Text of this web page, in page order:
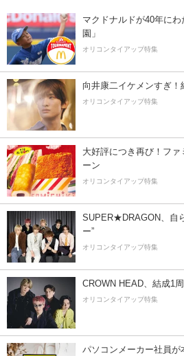
マクドナルドが40年に
園」
オリコンタイアップ特集
向井康二イケメンすぎ！
オリコンタイアップ特集
大好評につき再び！フ
ーン
オリコンタイアップ特集
SUPER★DRAGON、自
ー”
オリコンタイアップ特集
CROWN HEAD、結成1
オリコンタイアップ特集
パソコンメーカー社員